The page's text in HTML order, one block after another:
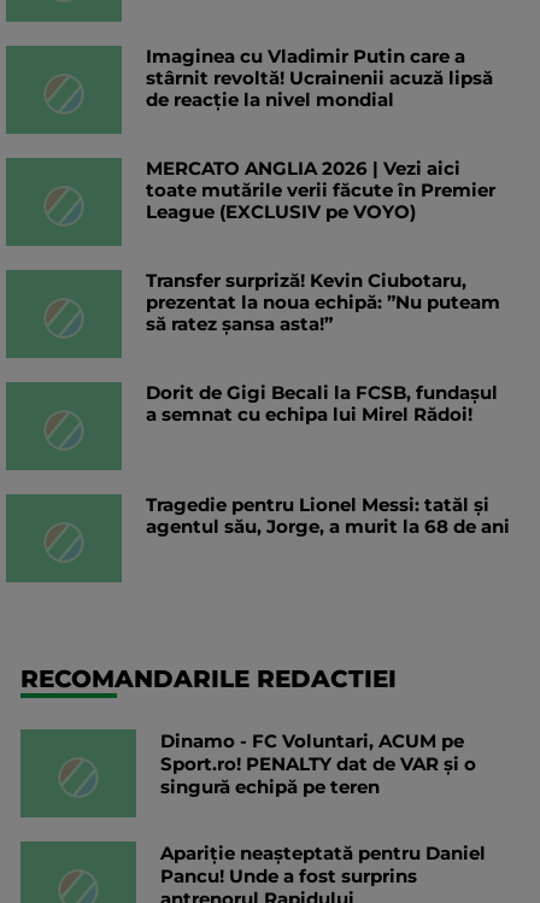
Imaginea cu Vladimir Putin care a
stârnit revoltă! Ucrainenii acuză lipsă
de reacție la nivel mondial
MERCATO ANGLIA 2026 | Vezi aici
toate mutările verii făcute în Premier
League (EXCLUSIV pe VOYO)
Transfer surpriză! Kevin Ciubotaru,
prezentat la noua echipă: ”Nu puteam
să ratez șansa asta!”
Dorit de Gigi Becali la FCSB, fundașul
a semnat cu echipa lui Mirel Rădoi!
Tragedie pentru Lionel Messi: tatăl și
agentul său, Jorge, a murit la 68 de ani
RECOMANDARILE REDACTIEI
Dinamo - FC Voluntari, ACUM pe
Sport.ro! PENALTY dat de VAR și o
singură echipă pe teren
Apariție neașteptată pentru Daniel
Pancu! Unde a fost surprins